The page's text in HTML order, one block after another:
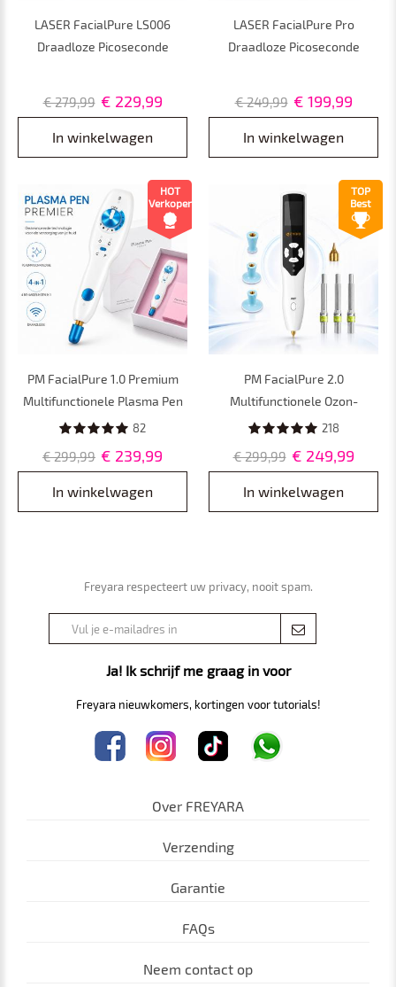
LASER FacialPure LS006
Draadloze Picoseconde
Sproeten, Tatoeages en
Donkere Vlekken en het
Vervagen van Pigmentatie
€ 279,99 € 229,99
In winkelwagen
LASER FacialPure Pro
Draadloze Picoseconde
voor het Vervagen van
Tatoeages en Donkere
Vlekken
€ 249,99 € 199,99
In winkelwagen
HOT
Verkoper
PM FacialPure 1.0 Premium
Multifunctionele Plasma Pen
met Geavanceerde
voor een Zuiverdere,
Stevigere en Gezondere Huid
82
€ 299,99 € 239,99
In winkelwagen
TOP
Best
PM FacialPure 2.0
Multifunctionele Ozon-
Plasmapen – voor het
Moedervlekken en
Huidvlekken, het Bevorderen
van Serumopname en het
218
€ 299,99 € 249,99
In winkelwagen
Freyara respecteert uw privacy, nooit spam.
Ja! Ik schrijf me graag in voor
Freyara nieuwkomers, kortingen voor tutorials!
Over FREYARA
Verzending
Garantie
FAQs
Neem contact op